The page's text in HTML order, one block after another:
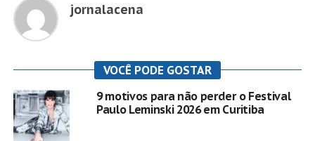
jornalacena
VOCÊ PODE GOSTAR
9 motivos para não perder o Festival
Paulo Leminski 2026 em Curitiba